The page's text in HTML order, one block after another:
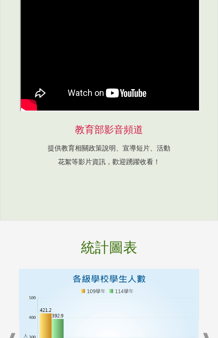
教育部影音頻道
提供教育相關政策說明、宣導短片、活動
花絮等影片資訊，歡迎踴躍收看！
統計圖表